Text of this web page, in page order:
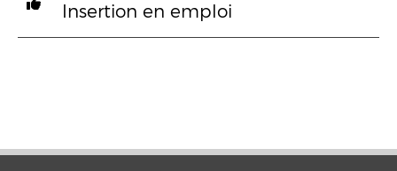
Insertion en emploi